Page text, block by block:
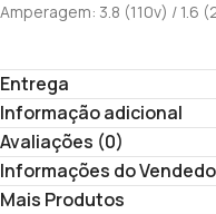
Amperagem: 3.8 (110v) / 1.6
Entrega
Informação adicional
Avaliações (0)
Informações do
Mais Produtos